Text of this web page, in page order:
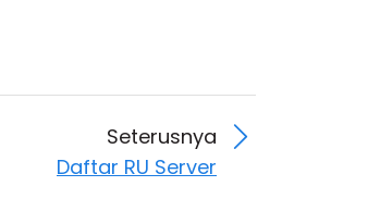
Seterusnya
Daftar RU Server